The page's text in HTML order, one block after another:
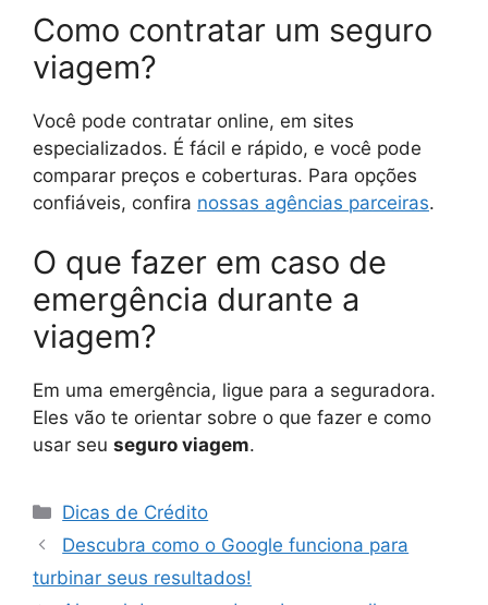
Como contratar um seguro
viagem?
Você pode contratar online, em sites
especializados. É fácil e rápido, e você pode
comparar preços e coberturas. Para opções
confiáveis, confira nossas agências parceiras.
O que fazer em caso de
emergência durante a
viagem?
Em uma emergência, ligue para a seguradora.
Eles vão te orientar sobre o que fazer e como
usar seu seguro viagem.
Categorias
Dicas de Crédito
Descubra como o Google funciona para
turbinar seus resultados!